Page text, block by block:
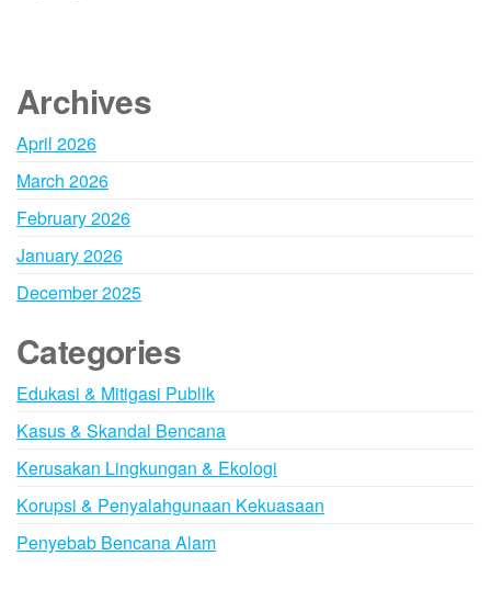
Archives
April 2026
March 2026
February 2026
January 2026
December 2025
Categories
Edukasi & Mitigasi Publik
Kasus & Skandal Bencana
Kerusakan Lingkungan & Ekologi
Korupsi & Penyalahgunaan Kekuasaan
Penyebab Bencana Alam